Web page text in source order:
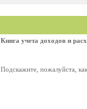
Книга учета доходов и
Подскажите, пожалуйста,